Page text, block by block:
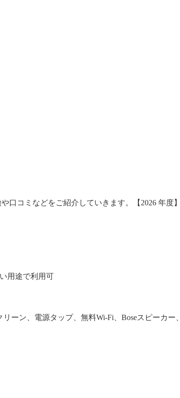
口コミなどをご紹介していきます。【2026 年度】
用途で利用可
ーン、電源タップ、無料Wi-Fi、Boseスピーカー、